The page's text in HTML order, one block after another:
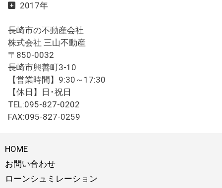
2017年
長崎市の不動産会社
株式会社 三山不動産
〒850-0032
長崎市興善町3-10
【営業時間】9:30～17:30
【休日】日･祝日
TEL:095-827-0202
FAX:095-827-0259
HOME
お問い合わせ
ローンシュミレーション